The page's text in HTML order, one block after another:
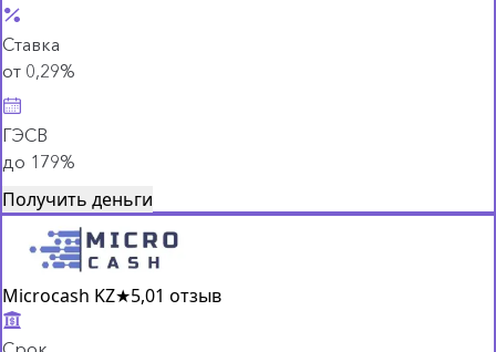
Ставка
от 0,29%
ГЭСВ
до 179%
Получить деньги
Microcash KZ★5,01 отзыв